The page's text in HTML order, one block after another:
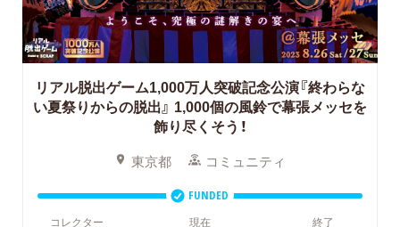
リアル脱出ゲーム1,000万人突破記念公演『終わらな
い夏祭りからの脱出』 1,000個の風鈴で幕張メッセを
飾り尽くそう！
東京都 コミュニティ
FUNDED
コレクター
現在 終了